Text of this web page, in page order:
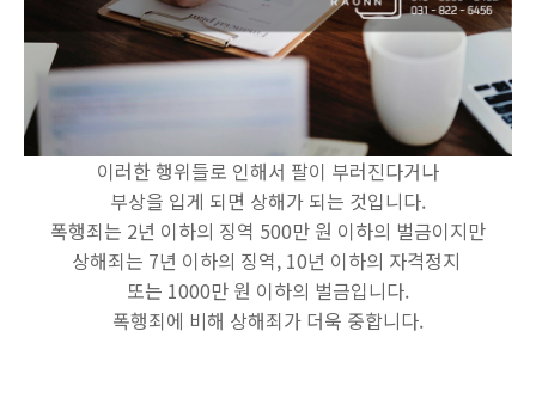
이러한 행위들로 인해서 팔이 부러진다거나
부상을 입게 되면 상해가 되는 것입니다.
폭행죄는 2년 이하의 징역 500만 원 이하의 벌금이지만
상해죄는 7년 이하의 징역, 10년 이하의 자격정지
또는 1000만 원 이하의 벌금입니다.
폭행죄에 비해 상해죄가 더욱 중합니다.